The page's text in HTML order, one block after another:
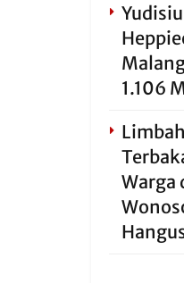
1.106
Warga